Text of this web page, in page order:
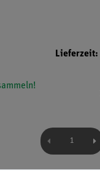
Lieferzeit: